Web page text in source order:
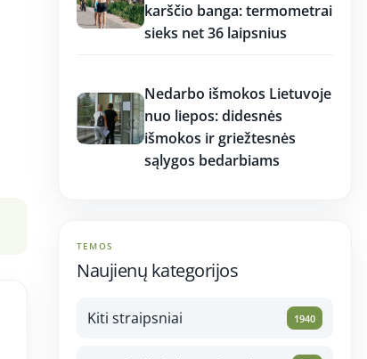
karščio banga: termometrai
sieks net 36 laipsnius
Nedarbo išmokos Lietuvoje
nuo liepos: didesnės
išmokos ir griežtesnės
sąlygos bedarbiams
TEMOS
Naujienų kategorijos
Kiti straipsniai 1940